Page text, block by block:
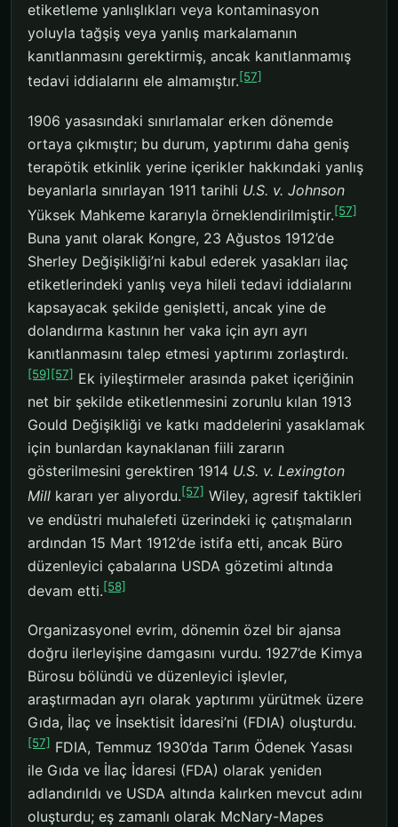
etiketleme yanlışlıkları veya kontaminasyon
yoluyla tağşiş veya yanlış markalamanın
kanıtlanmasını gerektirmiş, ancak kanıtlanmamış
tedavi iddialarını ele almamıştır.[57]
1906 yasasındaki sınırlamalar erken dönemde
ortaya çıkmıştır; bu durum, yaptırımı daha geniş
terapötik etkinlik yerine içerikler hakkındaki yanlış
beyanlarla sınırlayan 1911 tarihli U.S. v. Johnson
Yüksek Mahkeme kararıyla örneklendirilmiştir.[57]
Buna yanıt olarak Kongre, 23 Ağustos 1912’de
Sherley Değişikliği’ni kabul ederek yasakları ilaç
etiketlerindeki yanlış veya hileli tedavi iddialarını
kapsayacak şekilde genişletti, ancak yine de
dolandırma kastının her vaka için ayrı ayrı
kanıtlanmasını talep etmesi yaptırımı zorlaştırdı.
[59] [57] Ek iyileştirmeler arasında paket içeriğinin
net bir şekilde etiketlenmesini zorunlu kılan 1913
Gould Değişikliği ve katkı maddelerini yasaklamak
için bunlardan kaynaklanan fiili zararın
gösterilmesini gerektiren 1914 U.S. v. Lexington
Mill kararı yer alıyordu.[57] Wiley, agresif taktikleri
ve endüstri muhalefeti üzerindeki iç çatışmaların
ardından 15 Mart 1912’de istifa etti, ancak Büro
düzenleyici çabalarına USDA gözetimi altında
devam etti.[58]
Organizasyonel evrim, dönemin özel bir ajansa
doğru ilerleyişine damgasını vurdu. 1927’de Kimya
Bürosu bölündü ve düzenleyici işlevler,
araştırmadan ayrı olarak yaptırımı yürütmek üzere
Gıda, İlaç ve İnsektisit İdaresi’ni (FDIA) oluşturdu.
[57] FDIA, Temmuz 1930’da Tarım Ödenek Yasası
ile Gıda ve İlaç İdaresi (FDA) olarak yeniden
adlandırıldı ve USDA altında kalırken mevcut adını
oluşturdu; eş zamanlı olarak McNary-Mapes